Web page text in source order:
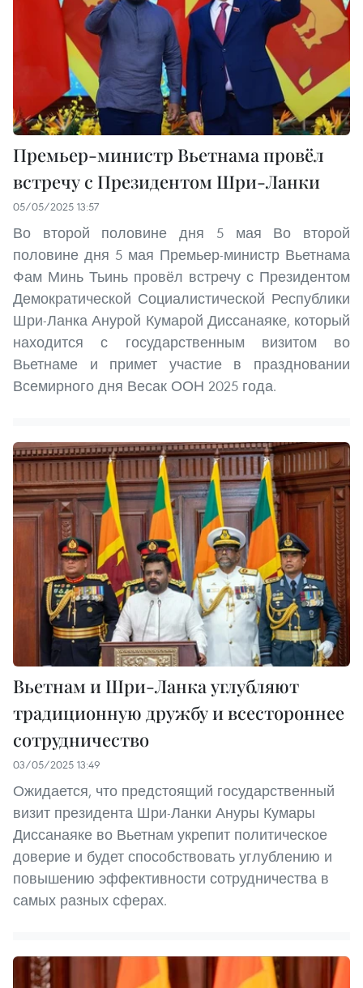
Премьер-министр Вьетнама провёл
встречу с Президентом Шри-Ланки
05/05/2025 13:57
Во второй половине дня 5 мая Во второй
половине дня 5 мая Премьер-министр Вьетнама
Фам Минь Тьинь провёл встречу с Президентом
Демократической Социалистической Республики
Шри-Ланка Анурой Кумарой Диссанаяке, который
находится с государственным визитом во
Вьетнаме и примет участие в праздновании
Всемирного дня Весак ООН 2025 года.
Вьетнам и Шри-Ланка углубляют
традиционную дружбу и всестороннее
сотрудничество
03/05/2025 13:49
Ожидается, что предстоящий государственный
визит президента Шри-Ланки Ануры Кумары
Диссанаяке во Вьетнам укрепит политическое
доверие и будет способствовать углублению и
повышению эффективности сотрудничества в
самых разных сферах.